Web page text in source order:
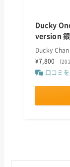
Ducky
version
Ducky
¥7,800
（
口コミを